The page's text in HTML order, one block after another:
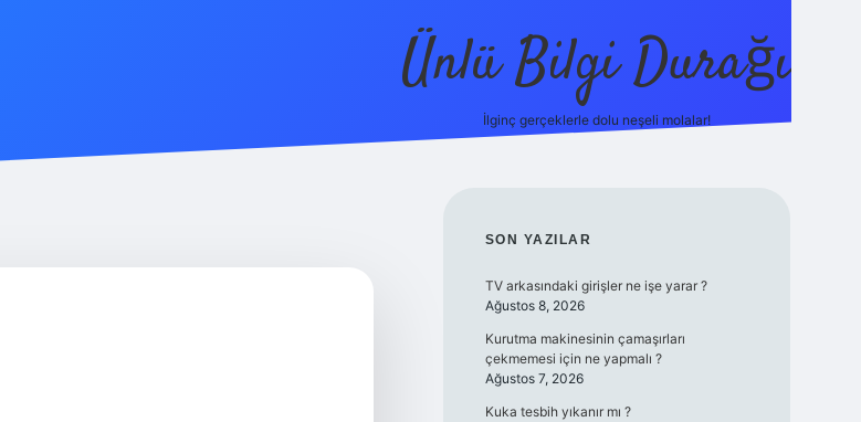
Ünlü Bilgi Durağı
İlginç gerçeklerle dolu neşeli molalar!
SIDEBAR
SON YAZILAR
TV arkasındaki girişler ne işe yarar ?
Ağustos 8, 2026
Kurutma makinesinin çamaşırları
çekmemesi için ne yapmalı ?
Ağustos 7, 2026
Kuka tesbih yıkanır mı ?